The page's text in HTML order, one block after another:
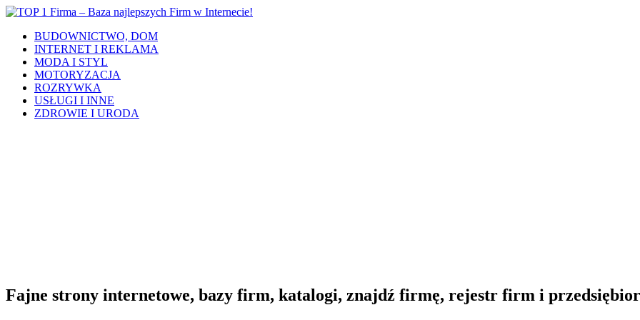
BUDOWNICTWO, DOM
INTERNET I REKLAMA
MODA I STYL
MOTORYZACJA
ROZRYWKA
USŁUGI I INNE
ZDROWIE I URODA
Fajne strony internetowe, bazy firm, katalogi, znajdź firmę, rejestr firm i